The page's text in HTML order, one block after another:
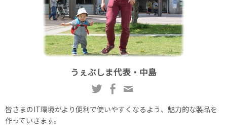
うぇぶしま代表・中島
皆さまのIT環境がより便利で使いやすくなるよう、魅力的な製品を
作っていきます。